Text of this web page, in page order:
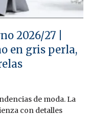
2026/27 |
en gris perla,
de moda. La
con detalles